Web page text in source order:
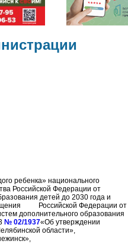
ребенка» национального
Российской Федерации от
детей до 2030 года и
Российской Федерации от
дополнительного образования
№ 02/1937«Об утверждении
области»,